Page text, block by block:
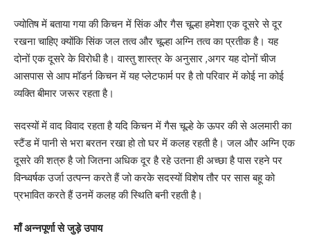
ज्योतिष में बताया गया की किचन में सिंक और गैस चूल्हा हमेशा एक दूसरे से दूर
रखना चाहिए क्योंकि सिंक जल तत्व और चूल्हा अग्नि तत्व का प्रतीक है। यह
दोनों एक दूसरे के विरोधी है। वास्तु शास्त्र के अनुसार ,अगर यह दोनों चीज
आसपास से आप मॉडर्न किचन में यह प्लेटफार्म पर है तो परिवार में कोई ना कोई
व्यक्ति बीमार जरूर रहता है।
सदस्यों में वाद विवाद रहता है यदि किचन में गैस चूल्हे के ऊपर की से अलमारी का
स्टैंड में पानी से भरा बरतन रखा हो तो घर में कलह रहती है। जल और अग्नि एक
दूसरे की शत्रु है जो जितना अधिक दूर है रहे उतना ही अच्छा है पास रहने पर
विन्ध्वर्षक उर्जा उत्पन्न करते हैं जो करके सदस्यों विशेष तौर पर सास बहू को
प्रभावित करते हैं उनमें कलह की स्थिति बनी रहती है।
माँ अन्नपूर्णा से जुड़े उपाय